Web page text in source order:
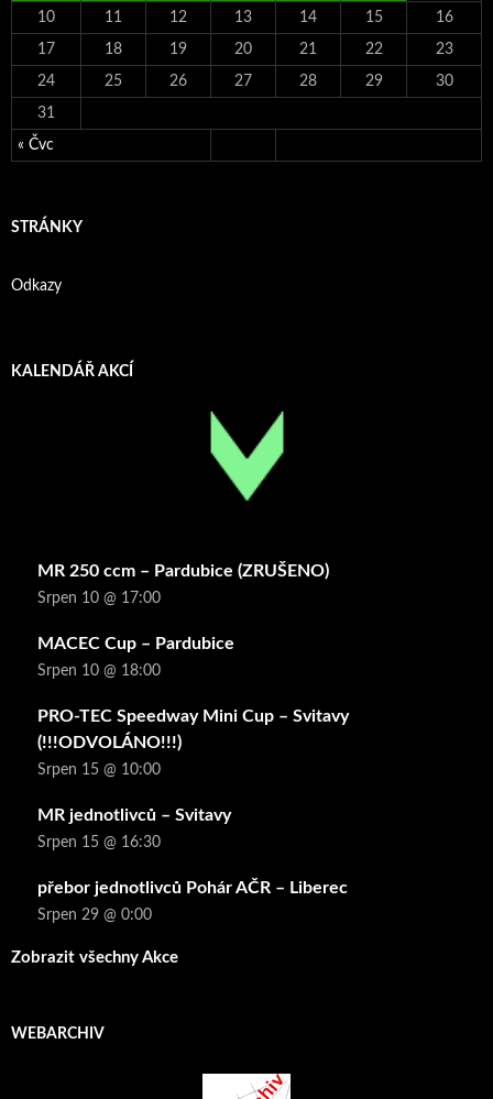
« Čvc
10 11 12 13 14 15 16
17 18 19 20 21 22 23
24 25 26 27 28 29 30
31
STRÁNKY
Odkazy
KALENDÁŘ AKCÍ
MR 250 ccm – Pardubice (ZRUŠENO)
Srpen 10 @ 17:00
MACEC Cup – Pardubice
Srpen 10 @ 18:00
PRO-TEC Speedway Mini Cup – Svitavy
(!!!ODVOLÁNO!!!)
Srpen 15 @ 10:00
MR jednotlivců – Svitavy
Srpen 15 @ 16:30
přebor jednotlivců Pohár AČR – Liberec
Srpen 29 @ 0:00
Zobrazit všechny Akce
WEBARCHIV